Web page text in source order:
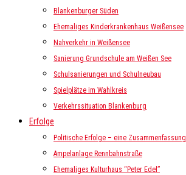
Blankenburger Süden
Ehemaliges Kinderkrankenhaus Weißensee
Nahverkehr in Weißensee
Sanierung Grundschule am Weißen See
Schulsanierungen und Schulneubau
Spielplätze im Wahlkreis
Verkehrssituation Blankenburg
Erfolge
Politische Erfolge – eine Zusammenfassung
Ampelanlage Rennbahnstraße
Ehemaliges Kulturhaus “Peter Edel”